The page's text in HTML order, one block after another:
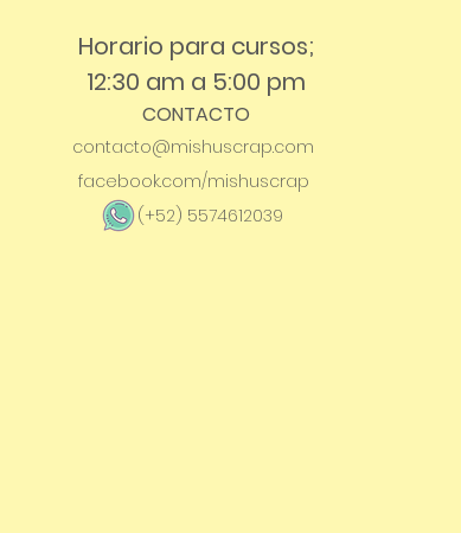
Horario para cursos;
12:30 am a 5:00 pm
CONTACTO
contacto@mishuscrap.com
facebook.com/mishuscrap
(+52) 5574612039